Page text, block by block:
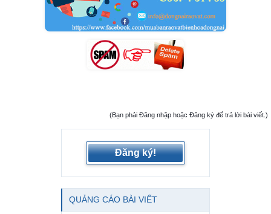
(Bạn phải Đăng nhập hoặc Đăng ký để trả lời bài viết.)
Đăng ký!
QUẢNG CÁO BÀI VIẾT